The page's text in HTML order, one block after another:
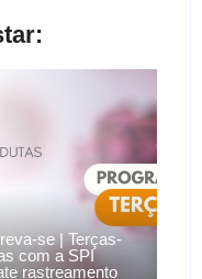
se | Terças-
com a SPI
rastreamento